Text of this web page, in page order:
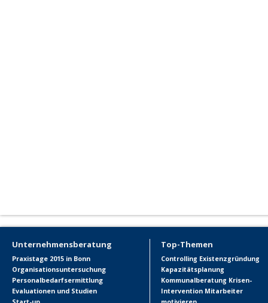
Unternehmensberatung
Praxistage 2015 in Bonn
Organisationsuntersuchung
Personalbedarfsermittlung
Evaluationen und Studien
Top-Themen
Controlling Existenzgründung
Kapazitätsplanung
Kommunalberatung Krisen-
Intervention Mitarbeiter